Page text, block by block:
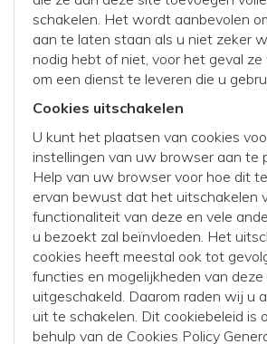
schakelen. Het wordt aanbevolen
aan te laten staan als u niet zeker
nodig hebt of niet, voor het geval
om een dienst te leveren die u
Cookies uitschakelen
U kunt het plaatsen van cookies
instellingen van uw browser aan te
Help van uw browser voor hoe dit
ervan bewust dat het uitschakelen
functionaliteit van deze en vele
u bezoekt zal beïnvloeden. Het
cookies heeft meestal ook tot
functies en mogelijkheden van
uitgeschakeld. Daarom raden wij u
uit te schakelen. Dit cookiebeleid is
behulp van de Cookies Policy